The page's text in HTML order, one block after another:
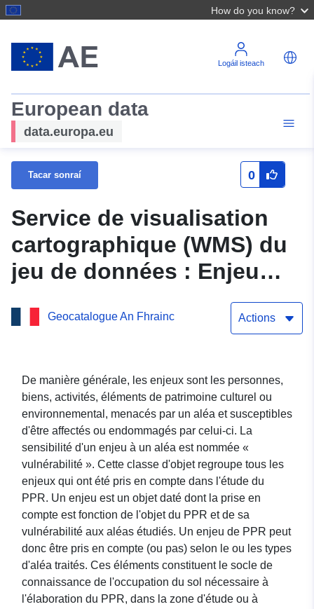
How do you know?
Logáil isteach
European data
data.europa.eu
Tacar sonraí 0
Service de visualisation
cartographique (WMS) du
jeu de données : Enjeu
Inondation du
Geocatalogue An Fhrainc Actions
De manière générale, les enjeux sont les personnes,
biens, activités, éléments de patrimoine culturel ou
environnemental, menacés par un aléa et susceptibles
d'être affectés ou endommagés par celui-ci. La
sensibilité d'un enjeu à un aléa est nommée «
vulnérabilité ». Cette classe d'objet regroupe tous les
enjeux qui ont été pris en compte dans l'étude du
PPR. Un enjeu est un objet daté dont la prise en
compte est fonction de l'objet du PPR et de sa
vulnérabilité aux aléas étudiés. Un enjeu de PPR peut
donc être pris en compte (ou pas) selon le ou les types
d'aléa traités. Ces éléments constituent le socle de
connaissance de l'occupation du sol nécessaire à
l'élaboration du PPR, dans la zone d'étude ou à